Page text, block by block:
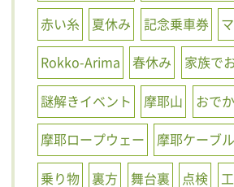
赤い糸
夏休み 記念乗車券
Rokko-Arima
春休み 家族で
謎解きイベント
摩耶山
おで
摩耶ロープウェー
摩耶ケーブル
乗り物
裏方 舞台裏 点検